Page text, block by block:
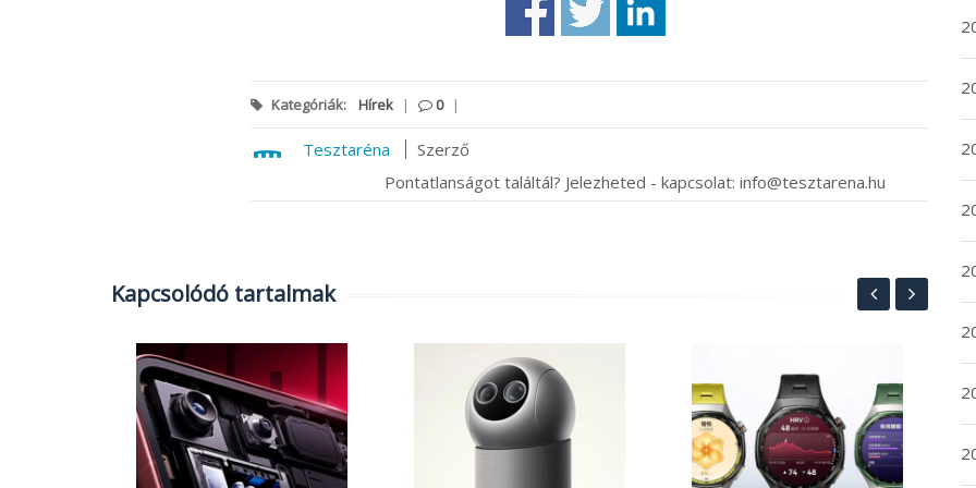
Kategóriák: Hírek | 0 |
Tesztaréna
Szerző
Pontatlanságot találtál? Jelezheted - kapcsolat: info@tesztarena.hu
Kapcsolódó tartalmak
a
a